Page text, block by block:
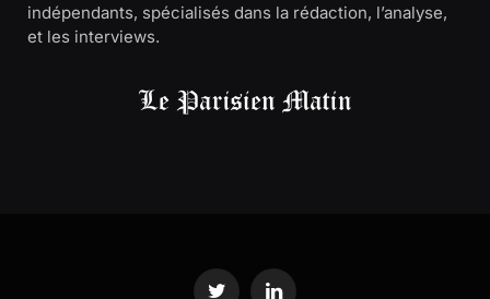
indépendants, spécialisés dans la rédaction, l’analyse,
et les interviews.